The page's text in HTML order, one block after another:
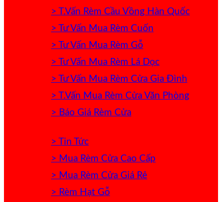
> T.Vấn Rèm Cầu Vồng Hàn Quốc
> Tư Vấn Mua Rèm Cuốn
> Tư Vấn Mua Rèm Gỗ
> Tư Vấn Mua Rèm Lá Dọc
> Tư Vấn Mua Rèm Cửa Gia Đình
> T.Vấn Mua Rèm Cửa Văn Phòng
> Báo Giá Rèm Cửa
> Tin Tức
> Mua Rèm Cửa Cao Cấp
> Mua Rèm Cửa Giá Rẻ
> Rèm Hạt Gỗ